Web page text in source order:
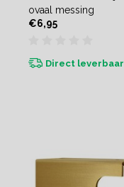
ovaal messing
€6,95
Direct leverbaar